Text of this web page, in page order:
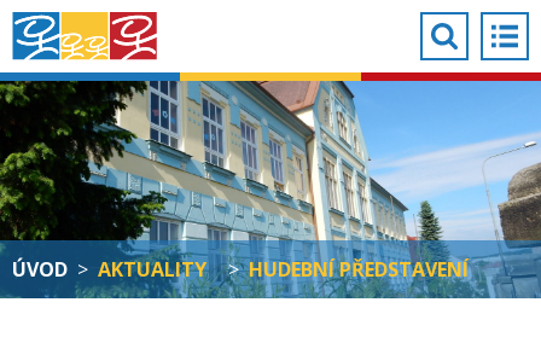
ÚVOD > AKTUALITY > HUDEBNÍ PŘEDSTAVENÍ